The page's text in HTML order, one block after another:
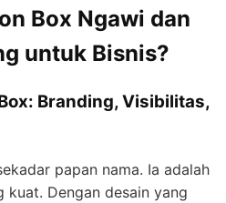
Box Ngawi dan
untuk Bisnis?
Branding, Visibilitas,
papan nama. Ia adalah
Dengan desain yang